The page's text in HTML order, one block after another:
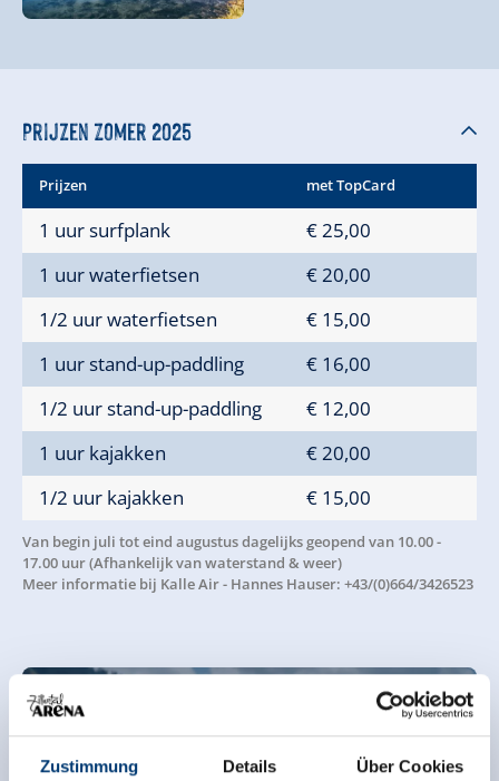
Zustimmung Details Über Cookies
Prijzen Zomer 2025
Prijzen met TopCard
1 uur surfplank
€ 25,00
1 uur waterfietsen
€ 20,00
1/2 uur waterfietsen
€ 15,00
1 uur stand-up-paddling
€ 16,00
1/2 uur stand-up-paddling
€ 12,00
1 uur kajakken
€ 20,00
1/2 uur kajakken
€ 15,00
Van begin juli tot eind augustus dagelijks geopend van 10.00 -
17.00 uur (Afhankelijk van waterstand & weer)
Meer informatie bij Kalle Air - Hannes Hauser: +43/(0)664/3426523